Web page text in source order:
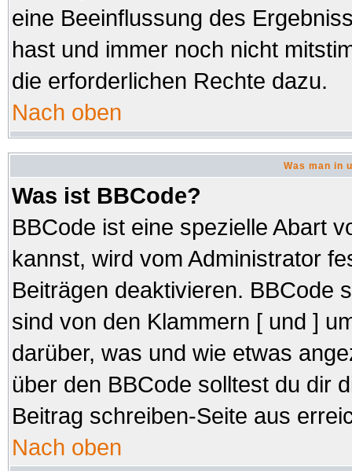
eine Beeinflussung des
hast und immer noch nicht
die erforderlichen Rechte dazu.
Nach oben
Was man in
Was ist BBCode?
BBCode ist eine spezielle Abart
kannst, wird vom Administrator
Beiträgen deaktivieren. BBCode
sind von den Klammern [ und ]
darüber, was und wie etwas
über den BBCode solltest du dir
Beitrag schreiben-Seite aus
Nach oben